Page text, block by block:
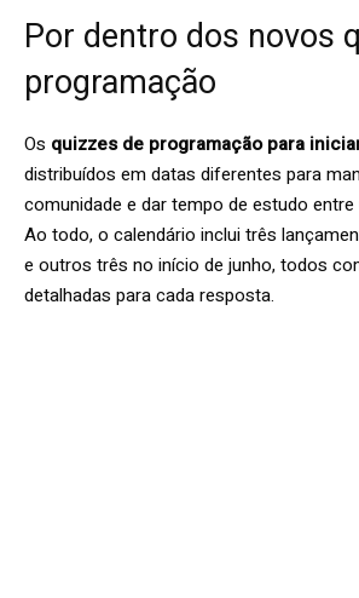
Por dentro dos novos
programação
Os quizzes de programação para
distribuídos em datas diferentes para
comunidade e dar tempo de estudo
Ao todo, o calendário inclui três
e outros três no início de junho, todos
detalhadas para cada resposta.